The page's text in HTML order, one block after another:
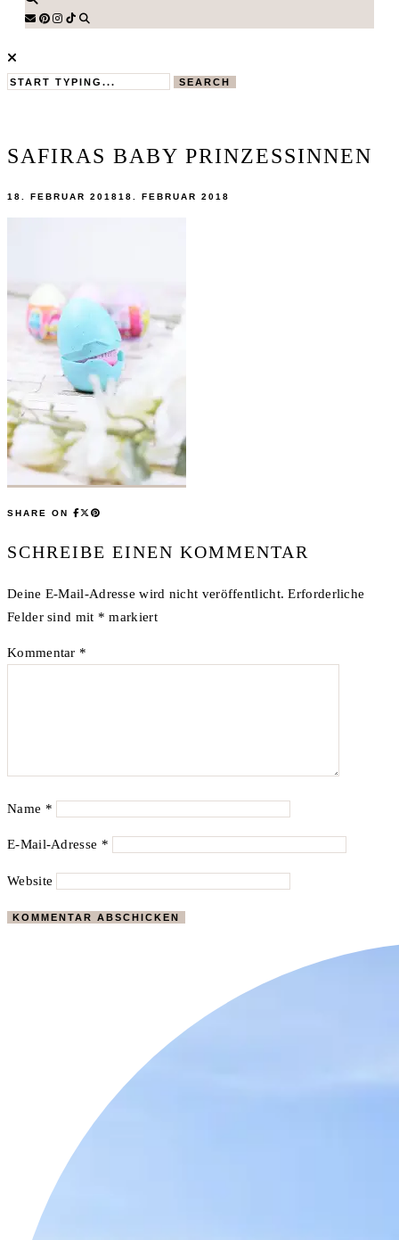
SEARCH
SAFIRAS BABY PRINZESSINNEN
18. FEBRUAR 201818. FEBRUAR 2018
SHARE ON
SCHREIBE EINEN KOMMENTAR
Deine E-Mail-Adresse wird nicht veröffentlicht. Erforderliche
Felder sind mit * markiert
Kommentar *
Name *
E-Mail-Adresse *
Website